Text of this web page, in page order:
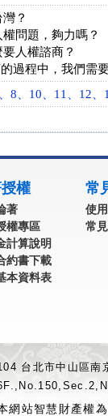
？
問題，夠力嗎？
人權諮商？
過程中，我們需
8、10、11、12
權
著
權專區
計算說明
約書下載
本資料表
常
使
常
台北市中山區
網站智慧財產權